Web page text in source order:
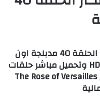
مشاهدة وتحميل ليدي أوسكار الحلقة 40 مدبلجة اون
لاين مباشرة علي اكثر من سيرفر HD وتحميل مباشر حلقات
كاملة مسلسل / كرتون / انمي The Rose of Versailles